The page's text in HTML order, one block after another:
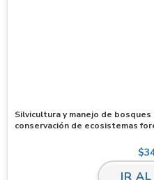
Silvicultura y manejo de
conservación de ecosistemas
$
IR